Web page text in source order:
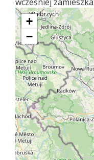
+
−